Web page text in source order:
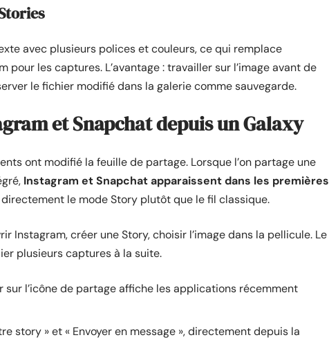
avec plusieurs polices et couleurs, ce qui remplace
pour les captures. L’avantage : travailler sur l’image avant de
le fichier modifié dans la galerie comme sauvegarde.
et Snapchat depuis un Galaxy
ont modifié la feuille de partage. Lorsque l’on partage une
Instagram et Snapchat apparaissent dans les premières
le mode Story plutôt que le fil classique.
Instagram, créer une Story, choisir l’image dans la pellicule. Le
plusieurs captures à la suite.
l’icône de partage affiche les applications récemment
story » et « Envoyer en message », directement depuis la